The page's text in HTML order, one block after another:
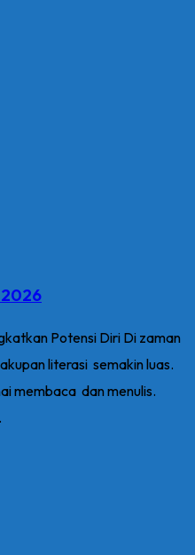
Potensi Diri Di zaman
literasi semakin luas.
membaca dan menulis.